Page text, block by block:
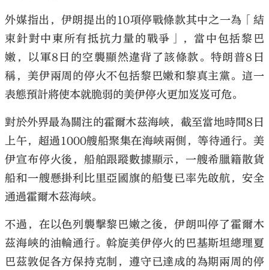
外媒指出，伊朗提出的10項停戰條款其中之一為「結
束針對中東所有抵抗力量的戰爭」，當中包括黎巴
嫩，以軍8日的空襲顯然違背了該條款。特朗普8日
稱，美伊兩周的停火不包括黎巴嫩和黎真主黨。這一
表態預計將使本就脆弱的美伊停火更加岌岌可危。
對於外界最為關注的霍爾木茲海峽，截至當地時間8日
上午，超過1000艘船聚集在海峽兩側，等待通行。美
伊宣布停火後，船舶跟蹤數據顯示，一艘希臘籍散貨
船和一艘懸掛利比里亞國旗的船隻已率先啟航，安全
通過霍爾木茲海峽。
不過，在以色列襲擊黎巴嫩之後，伊朗叫停了霍爾木
茲海峽的油輪通行。斡旋美伊停火的巴基斯坦總理夏
巴茲敦促各方保持克制，遵守已達成的為期兩周的停